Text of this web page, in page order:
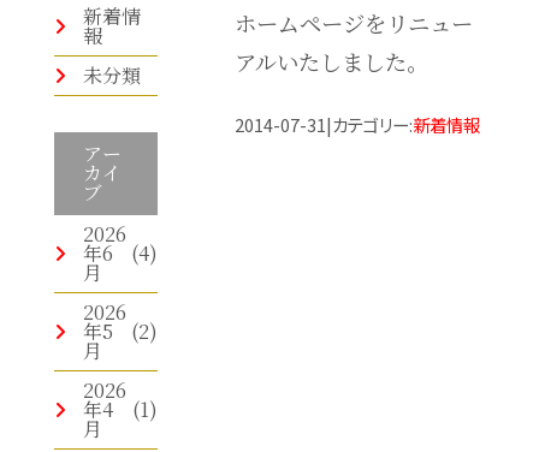
新着情
報
未分類
アー
カイ
ブ
2026
年6
月
(4)
2026
年5
月
(2)
2026
年4
月
(1)
ホームページをリニュー
アルいたしました。
2014-07-31|カテゴリー:新着情報